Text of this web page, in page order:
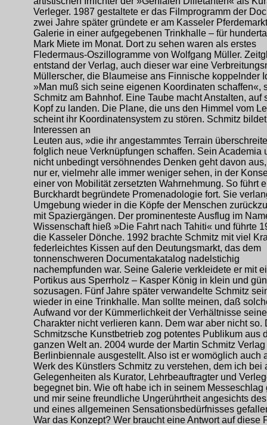
Verleger. 1987 gestaltete er das Filmprogramm der
zwei Jahre später gründete er am Kasseler
Galerie in einer aufgegebenen Trinkhalle – für
Mark Miete im Monat. Dort zu sehen waren als erstes
Fledermaus-Oszillogramme von Wolfgang Müller.
entstand der Verlag, auch dieser war eine
Müllerscher, die Blaumeise ans Finnische koppelnder
»Man muß sich seine eigenen Koordinaten schaffen«,
Schmitz am Bahnhof. Eine Taube macht Anstalten, auf
Kopf zu landen. Die Plane, die uns den Himmel vom
scheint ihr Koordinatensystem zu stören. Schmitz
Interessen an
Leuten aus, »die ihr angestammtes Terrain
folglich neue Verknüpfungen schaffen. Sein Academia
nicht unbedingt versöhnendes Denken geht davon
nur er, vielmehr alle immer weniger sehen, in der
einer von Mobilität zersetzten Wahrnehmung. So führt
Burckhardt begründete Promenadologie fort. Sie
Umgebung wieder in die Köpfe der Menschen
mit Spaziergängen. Der prominenteste Ausflug im
Wissenschaft hieß »Die Fahrt nach Tahiti« und führte
die Kasseler Dönche. 1992 brachte Schmitz mit viel
federleichtes Kissen auf den Deutungsmarkt, das dem
tonnenschweren Documentakatalog nadelstichig
nachempfunden war. Seine Galerie verkleidete er mit
Portikus aus Sperrholz – Kasper König in klein und
sozusagen. Fünf Jahre später verwandelte Schmitz
wieder in eine Trinkhalle. Man sollte meinen, daß
Aufwand vor der Kümmerlichkeit der Verhältnisse
Charakter nicht verlieren kann. Dem war aber nicht so.
Schmitzsche Kunstbetrieb zog potentes Publikum aus
ganzen Welt an. 2004 wurde der Martin Schmitz
Berlinbiennale ausgestellt. Also ist er womöglich auch
Werk des Künstlers Schmitz zu verstehen, dem ich bei
Gelegenheiten als Kurator, Lehrbeauftragter und
begegnet bin. Wie oft habe ich in seinem Messeschlag
und mir seine freundliche Ungerührtheit angesichts
und eines allgemeinen Sensationsbedürfnisses
War das Konzept? Wer braucht eine Antwort auf diese